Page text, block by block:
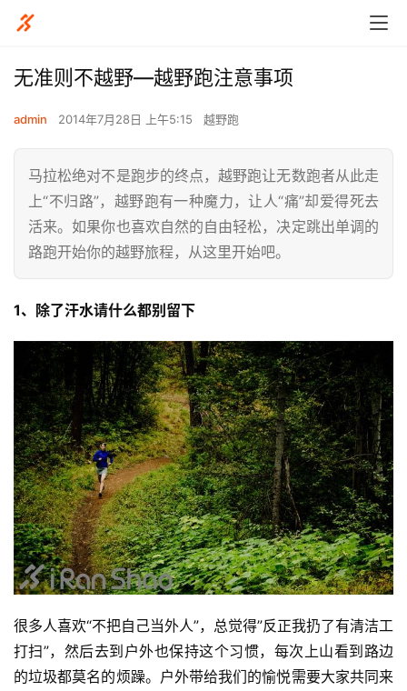
无准则不越野—越野跑注意事项
admin 2014年7月28日 上午5:15 越野跑
马拉松绝对不是跑步的终点，越野跑让无数跑者从此走
上“不归路”，越野跑有一种魔力，让人“痛”却爱得死去
活来。如果你也喜欢自然的自由轻松，决定跳出单调的
路跑开始你的越野旅程，从这里开始吧。
1、除了汗水请什么都别留下
很多人喜欢“不把自己当外人”，总觉得”反正我扔了有清洁工
打扫”，然后去到户外也保持这个习惯，每次上山看到路边
的垃圾都莫名的烦躁。户外带给我们的愉悦需要大家共同来